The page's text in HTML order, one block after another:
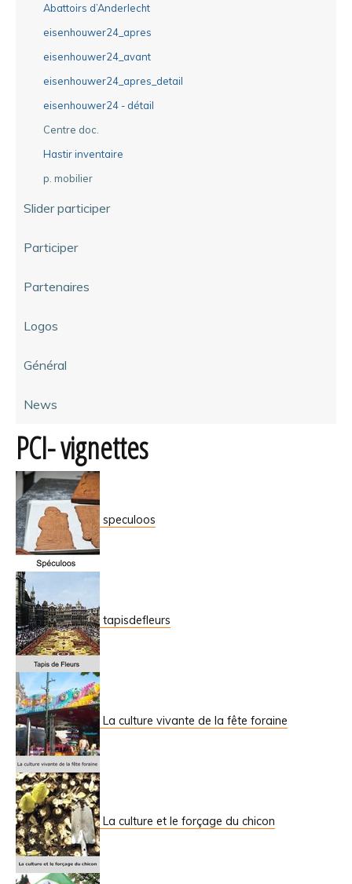
Abattoirs d’Anderlecht
eisenhouwer24_apres
eisenhouwer24_avant
eisenhouwer24_apres_detail
eisenhouwer24 - détail
Centre doc.
Hastir inventaire
p. mobilier
Slider participer
Participer
Partenaires
Logos
Général
News
PCI- vignettes
speculoos
tapisdefleurs
La culture vivante de la fête foraine
La culture et le forçage du chicon